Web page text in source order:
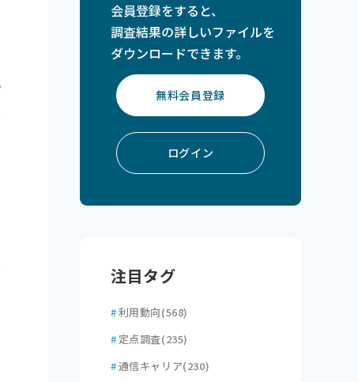
会員登録をすると、
調査結果の詳しいファイルを
ダウンロードできます。
無料会員登録
ログイン
注目タグ
#利用動向(568)
# 定点調査(235)
#通信キャリア(230)